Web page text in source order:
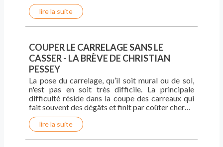
lire la suite
COUPER LE CARRELAGE SANS LE
CASSER - LA BRÈVE DE CHRISTIAN
PESSEY
La pose du carrelage, qu’il soit mural ou de sol,
n'est pas en soit très difficile. La principale
difficulté réside dans la coupe des carreaux qui
fait souvent des dégâts et finit par coûter cher…
lire la suite